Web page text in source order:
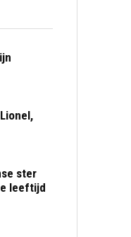
ster
leeftijd